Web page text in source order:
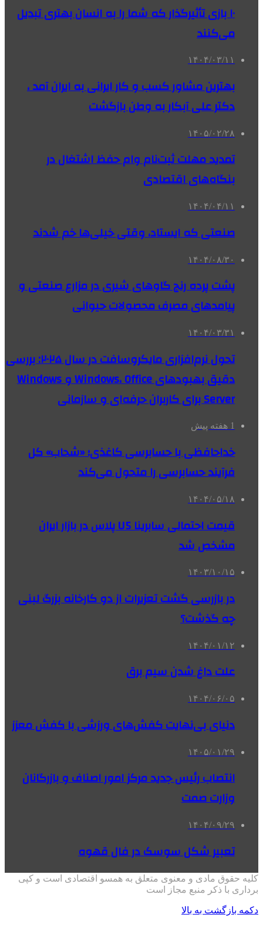
۱۰ بازی تأثیرگذار که شما را به انسان بهتری تبدیل
می‌کنند
۱۴۰۴/۰۳/۱۱
بهترین مشاور کسب و کار ایرانی به ایران آمد ،
دکتر علی آبکار به وطن بازگشت
۱۴۰۵/۰۲/۲۸
تمدید مهلت ثبت‌نام وام حفظ اشتغال در
بنگاه‌های اقتصادی
۱۴۰۴/۰۴/۱۱
صنعتی که ایستاد، وقتی خیلی‌ها خم شدند
۱۴۰۴/۰۸/۳۰
پشت پرده رنج گاوهای شیری در مزارع صنعتی و
پیامدهای مصرف محصولات حیوانی
۱۴۰۴/۰۳/۳۱
تحول نرم‌افزاری مایکروسافت در سال ۲۰۲۵: بررسی
دقیق بهبودهای Windows، Office و Windows
Server برای کاربران حرفه‌ای و سازمانی
1 هفته پیش
خداحافظی با حسابرسی کاغذی؛ «شحاب» کل
فرآیند حسابرسی را متحول می‌کند
۱۴۰۴/۰۵/۱۸
قیمت احتمالی سابرینا U5 پلاس در بازار ایران
مشخص شد
۱۴۰۳/۱۰/۱۵
در بازرسی گشت تعزیرات از دو کارخانه بزرگ لبنی
چه گذشت؟
۱۴۰۴/۰۱/۱۲
علت داغ شدن سیم برق
۱۴۰۴/۰۶/۰۵
دنیای بی‌نهایت کفش‌های ورزشی با کفش معزز
۱۴۰۵/۰۱/۲۹
انتصاب رئیس جدید مرکز امور اصناف و بازرگانان
وزارت صمت
۱۴۰۴/۰۹/۲۹
تعبیر شکل سوسک در فال قهوه
کلیه حقوق مادی و معنوی متعلق به همسو اقتصادی است و کپی
برداری با ذکر منبع مجاز است
دکمه بازگشت به بالا